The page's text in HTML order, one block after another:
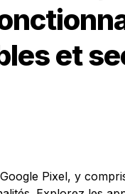
et
Pixel, y